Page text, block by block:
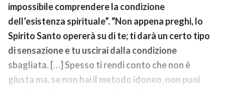
impossibile comprendere la condizione
dell’esistenza spirituale”. “Non appena preghi, lo
Spirito Santo opererà su di te; ti darà un certo tipo
di sensazione e tu uscirai dalla condizione
sbagliata. […] Spesso ti rendi conto che non è
giusta ma, se non hai il metodo idoneo, non puoi